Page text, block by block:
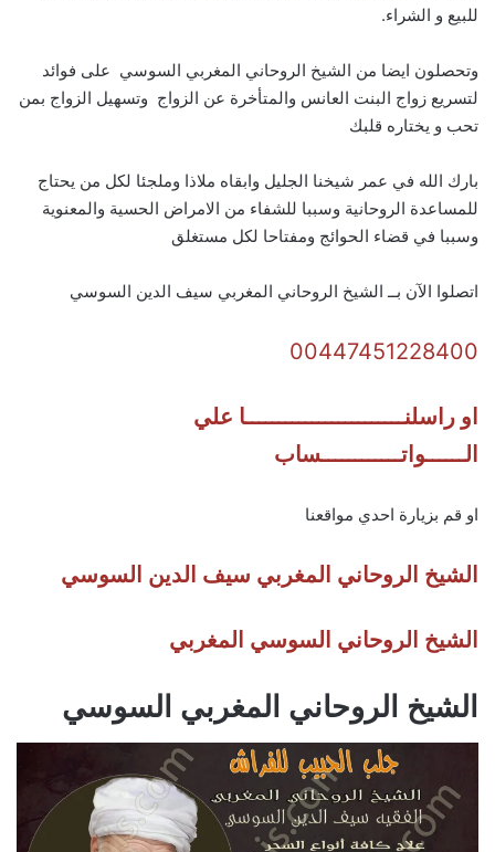
للبيع و الشراء.
وتحصلون ايضا من الشيخ الروحاني المغربي السوسي على فوائد
لتسريع زواج البنت العانس والمتأخرة عن الزواج وتسهيل الزواج بمن
تحب و يختاره قلبك
بارك الله في عمر شيخنا الجليل وابقاه ملاذا وملجئا لكل من يحتاج
للمساعدة الروحانية وسببا للشفاء من الامراض الحسية والمعنوية
وسببا في قضاء الحوائج ومفتاحا لكل مستغلق
اتصلوا الآن بــ الشيخ الروحاني المغربي سيف الدين السوسي
00447451228400
او راسلنــــــــــــــــــــــــا علي
الــــــواتــــــــــــساب
او قم بزيارة احدي مواقعنا
الشيخ الروحاني المغربي سيف الدين السوسي
الشيخ الروحاني السوسي المغربي
الشيخ الروحاني المغربي السوسي